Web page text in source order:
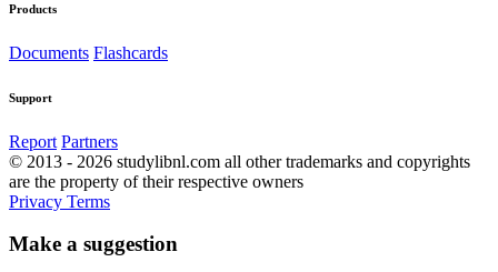
Products
Documents Flashcards
Support
Report Partners
© 2013 - 2026 studylibnl.com all other trademarks and copyrights
are the property of their respective owners
Privacy Terms
Make a suggestion